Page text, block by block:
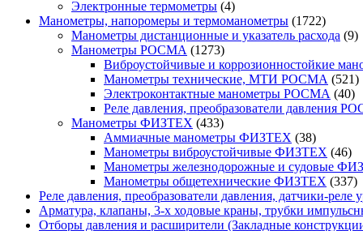
Электронные термометры 44
товара
Манометры, напоромеры и термоманометры 17221722
товара
Манометры дистанционные и указатель расхода 99
Манометры РОСМА 12731273
товара
Виброустойчивые и коррозионностойкие
Манометры технические, МТИ РОСМА 521
Электроконтактные манометры РОСМА 4040
Реле давления, преобразователи давления
Манометры ФИЗТЕХ 433433
товара
Аммиачные манометры ФИЗТЕХ 3838
товаров
Манометры виброустойчивые ФИЗТЕХ 4646
Манометры железнодорожные и судовые
Манометры общетехнические ФИЗТЕХ 337
Реле давления, преобразователи давления, датчики-реле
Арматура, клапаны, 3-х ходовые краны, трубки
Отборы давления и расширители (Закладные